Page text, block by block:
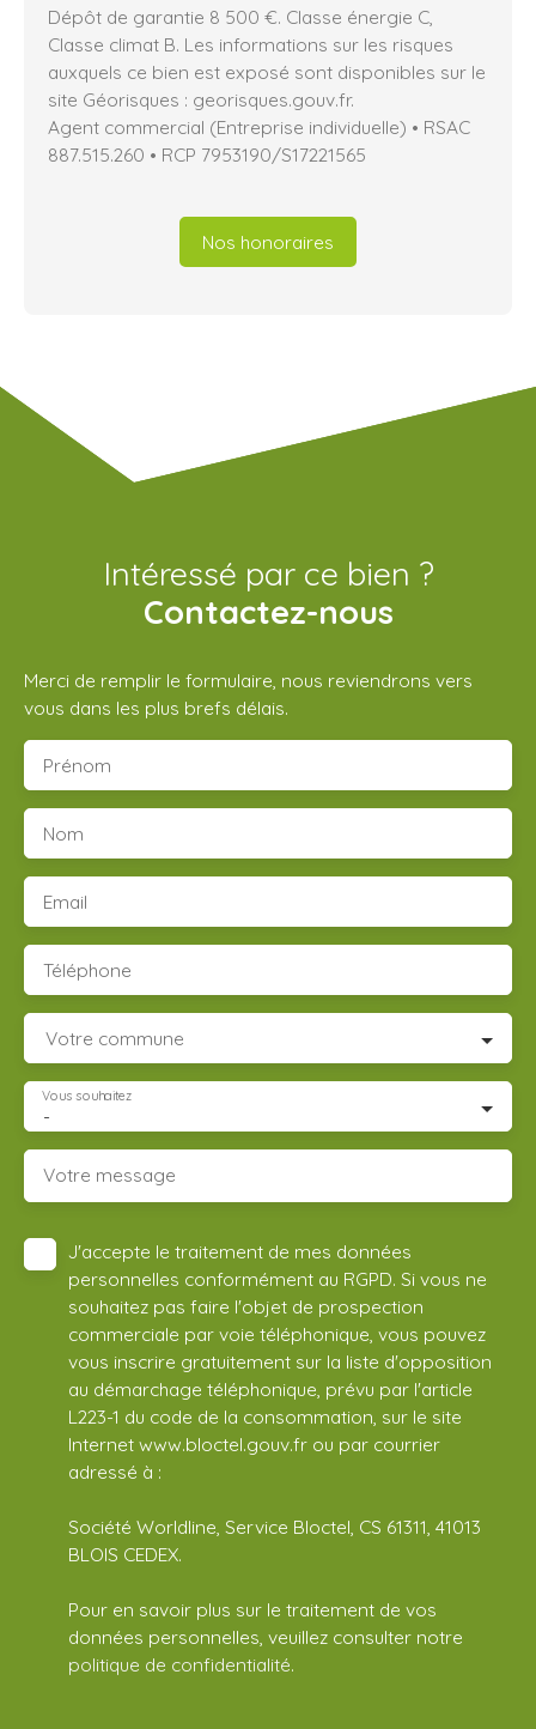
Dépôt de garantie 8 500 €. Classe énergie C,
Classe climat B. Les informations sur les risques
auxquels ce bien est exposé sont disponibles sur le
site Géorisques : georisques.gouv.fr.
Agent commercial (Entreprise individuelle) • RSAC
887.515.260 • RCP 7953190/S17221565
Nos honoraires
Intéressé par ce bien ?
Contactez-nous
Merci de remplir le formulaire, nous reviendrons vers
vous dans les plus brefs délais.
Prénom
Nom
Email
Téléphone
Votre commune
-
Vous souhaitez
Votre message
J'accepte le traitement de mes données
personnelles conformément au RGPD. Si vous ne
souhaitez pas faire l'objet de prospection
commerciale par voie téléphonique, vous pouvez
vous inscrire gratuitement sur la liste d'opposition
au démarchage téléphonique, prévu par l'article
L223-1 du code de la consommation, sur le site
Internet www.bloctel.gouv.fr ou par courrier
adressé à :
Société Worldline, Service Bloctel, CS 61311, 41013
BLOIS CEDEX.
Pour en savoir plus sur le traitement de vos
données personnelles, veuillez consulter notre
politique de confidentialité.